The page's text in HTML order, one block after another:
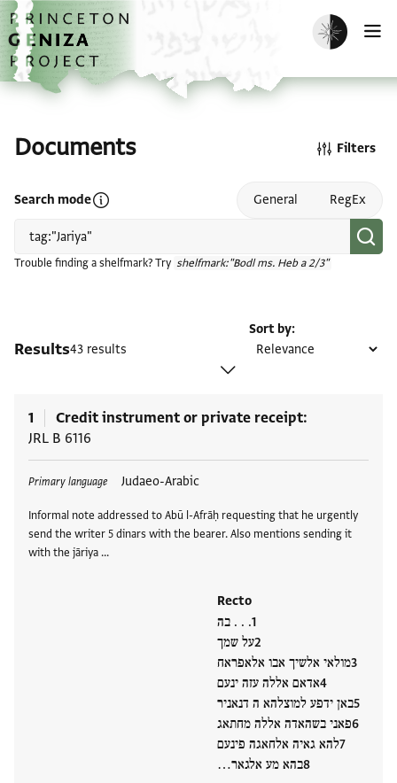
Skip to main content
home
Enable dark
Documents
Search modeOpen search mode help General RegEx
Trouble finding a shelfmark? Try shelfmark:"Bodl ms. Heb a 2/3"
Filters
Results43 results
Sort by
1
Credit instrument or private receipt
JRL B 6116
Primary language Judaeo-Arabic
Informal note addressed to Abū l-Afrāḥ requesting that he urgently
send the writer 5 dinars with the bearer. Also mentions sending it
with the jāriya …
Recto
. . . בה
על שמך
מולאי אלשיך אבו אלאפראח
אדאם אללה עזה ינעם
באן ידפע למוצלהא ה דנאניר
פאני בשהאדה אללה מחתאג
להא גאיה אלחאגה פינעם
בהא מע אלגאר…
Tags